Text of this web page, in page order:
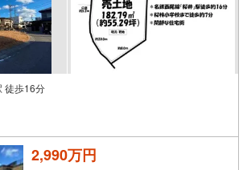
。
徒歩16分
2,990万円